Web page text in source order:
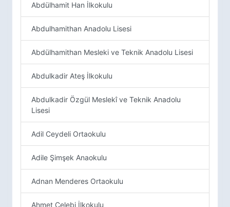
Abdülhamit Han İlkokulu
Abdulhamithan Anadolu Lisesi
Abdülhamithan Mesleki ve Teknik Anadolu Lisesi
Abdulkadir Ateş İlkokulu
Abdulkadir Özgül Meslekî ve Teknik Anadolu
Lisesi
Adil Ceydeli Ortaokulu
Adile Şimşek Anaokulu
Adnan Menderes Ortaokulu
Ahmet Çelebi İlkokulu